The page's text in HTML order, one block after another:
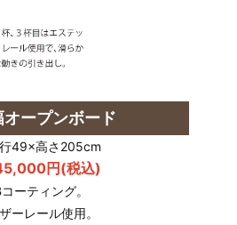
ープンボード
49×高さ205cm
円(税込)
ーティング。
ーレール使用。